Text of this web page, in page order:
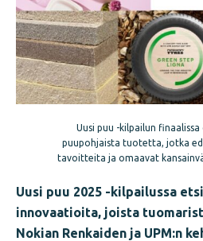
Uusi puu -kilpailun
puupohjaista tuotetta, jotka
tavoitteita ja omaavat
Uusi puu 2025 -kilpailussa
innovaatioita, joista
Nokian Renkaiden ja UPM:n